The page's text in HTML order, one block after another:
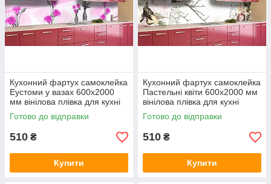
Кухонний фартух самоклейка
Еустоми у вазах 600х2000
мм вінілова плівка для кухні
Happy Pocket Z181466
Готово до відправки
510 ₴
Купити
Кухонний фартух самоклейка
Пастельні квіти 600х2000 мм
вінілова плівка для кухні
Happy Pocket Z181767
Готово до відправки
510 ₴
Купити